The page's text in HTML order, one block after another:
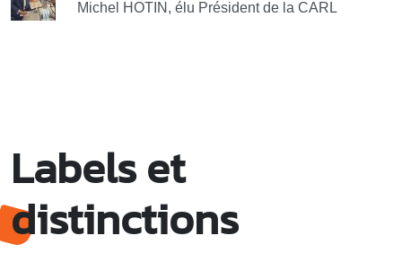
Michel HOTIN, élu Président de la CARL
Labels et
distinctions